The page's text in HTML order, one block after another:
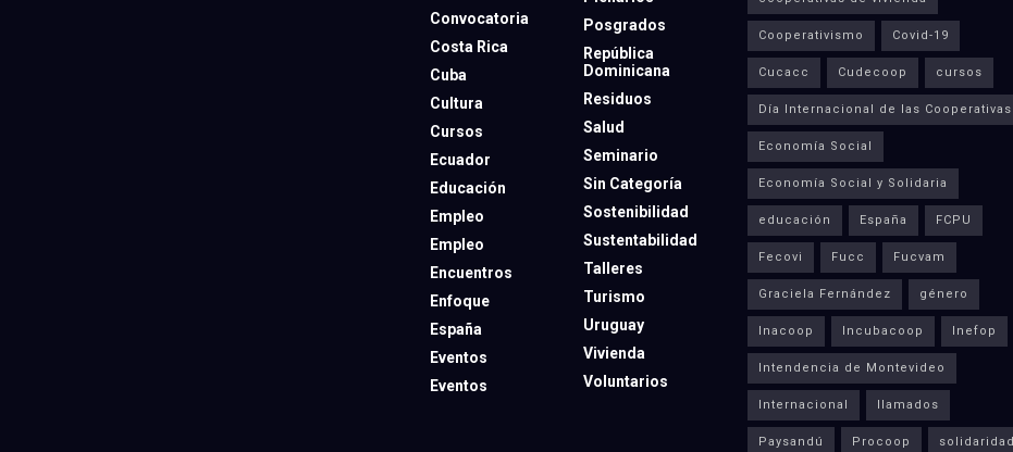
Convocatoria
Costa Rica
Cuba
Cultura
Cursos
Ecuador
Educación
Empleo
Empleo
Encuentros
Enfoque
España
Eventos
Eventos
Posgrados
República
Dominicana
Residuos
Salud
Seminario
Sin Categoría
Sostenibilidad
Sustentabilidad
Talleres
Turismo
Uruguay
Vivienda
Voluntarios
Cooperativismo Covid-19
Cucacc Cudecoop cursos
Día Internacional de las Cooperativas
Economía Social
Economía Social y Solidaria
educación España FCPU
Fecovi Fucc Fucvam
Graciela Fernández género
Inacoop Incubacoop Inefop
Intendencia de Montevideo
Internacional llamados
Paysandú Procoop solidaridad